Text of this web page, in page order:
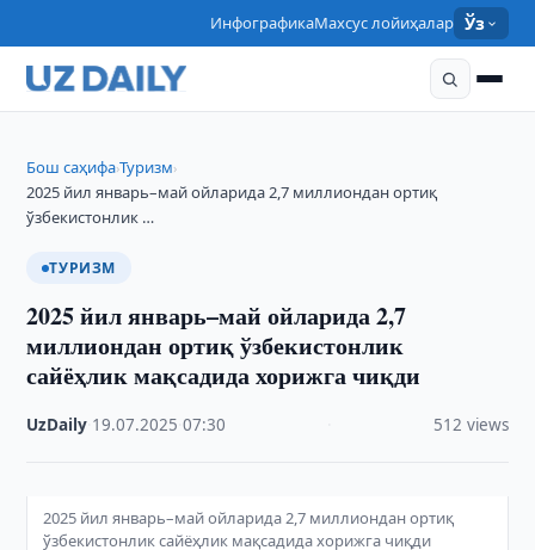
ИнфографикаМахсус лойиҳалар Ўз
Бош саҳифа›Туризм›
2025 йил январь–май ойларида 2,7 миллиондан ортиқ
ўзбекистонлик …
ТУРИЗМ
2025 йил январь–май ойларида 2,7
миллиондан ортиқ ўзбекистонлик
сайёҳлик мақсадида хорижга чиқди
UzDaily 19.07.2025 ·07:30 512 views
2025 йил январь–май ойларида 2,7 миллиондан ортиқ
ўзбекистонлик сайёҳлик мақсадида хорижга чиқди